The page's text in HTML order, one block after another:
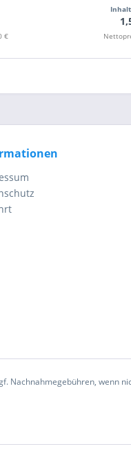
€
Inhalt
Nachnahmegebühren, wenn